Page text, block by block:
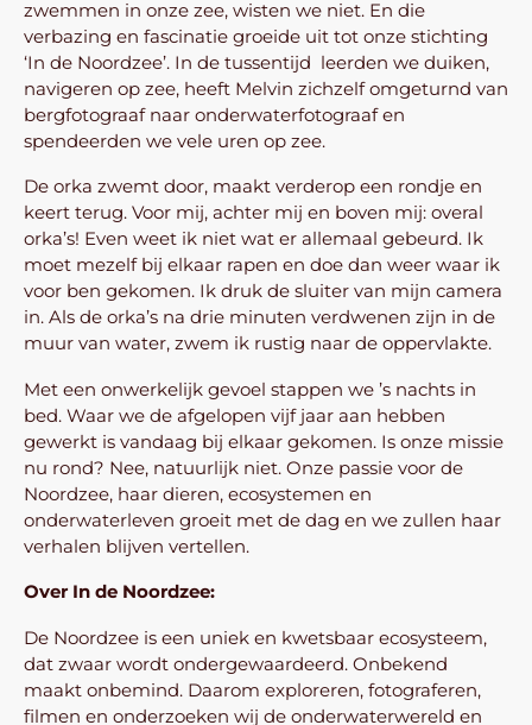
zwemmen in onze zee, wisten we niet. En die
verbazing en fascinatie groeide uit tot onze stichting
‘In de Noordzee’. In de tussentijd leerden we duiken,
navigeren op zee, heeft Melvin zichzelf omgeturnd van
bergfotograaf naar onderwaterfotograaf en
spendeerden we vele uren op zee.
De orka zwemt door, maakt verderop een rondje en
keert terug. Voor mij, achter mij en boven mij: overal
orka’s! Even weet ik niet wat er allemaal gebeurd. Ik
moet mezelf bij elkaar rapen en doe dan weer waar ik
voor ben gekomen. Ik druk de sluiter van mijn camera
in. Als de orka’s na drie minuten verdwenen zijn in de
muur van water, zwem ik rustig naar de oppervlakte.
Met een onwerkelijk gevoel stappen we ’s nachts in
bed. Waar we de afgelopen vijf jaar aan hebben
gewerkt is vandaag bij elkaar gekomen. Is onze missie
nu rond? Nee, natuurlijk niet. Onze passie voor de
Noordzee, haar dieren, ecosystemen en
onderwaterleven groeit met de dag en we zullen haar
verhalen blijven vertellen.
Over In de Noordzee:
De Noordzee is een uniek en kwetsbaar ecosysteem,
dat zwaar wordt ondergewaardeerd. Onbekend
maakt onbemind. Daarom exploreren, fotograferen,
filmen en onderzoeken wij de onderwaterwereld en